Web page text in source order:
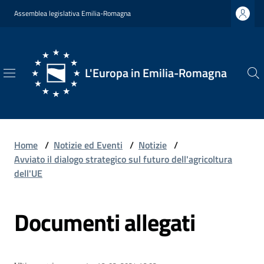
Vai al contenuto
Vai alla navigazione
Vai al footer
Assemblea legislativa Emilia-Romagna
L'Europa in Emilia-Romagna
L'Europa
Romagna
Siamo
Home / Notizie ed Eventi / Notizie /
Avviato il dialogo strategico sul futuro dell'agricoltura
dell'UE
Documenti allegati